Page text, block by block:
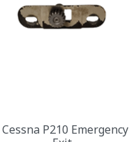
Vorschau
Cessna P210 Emergency